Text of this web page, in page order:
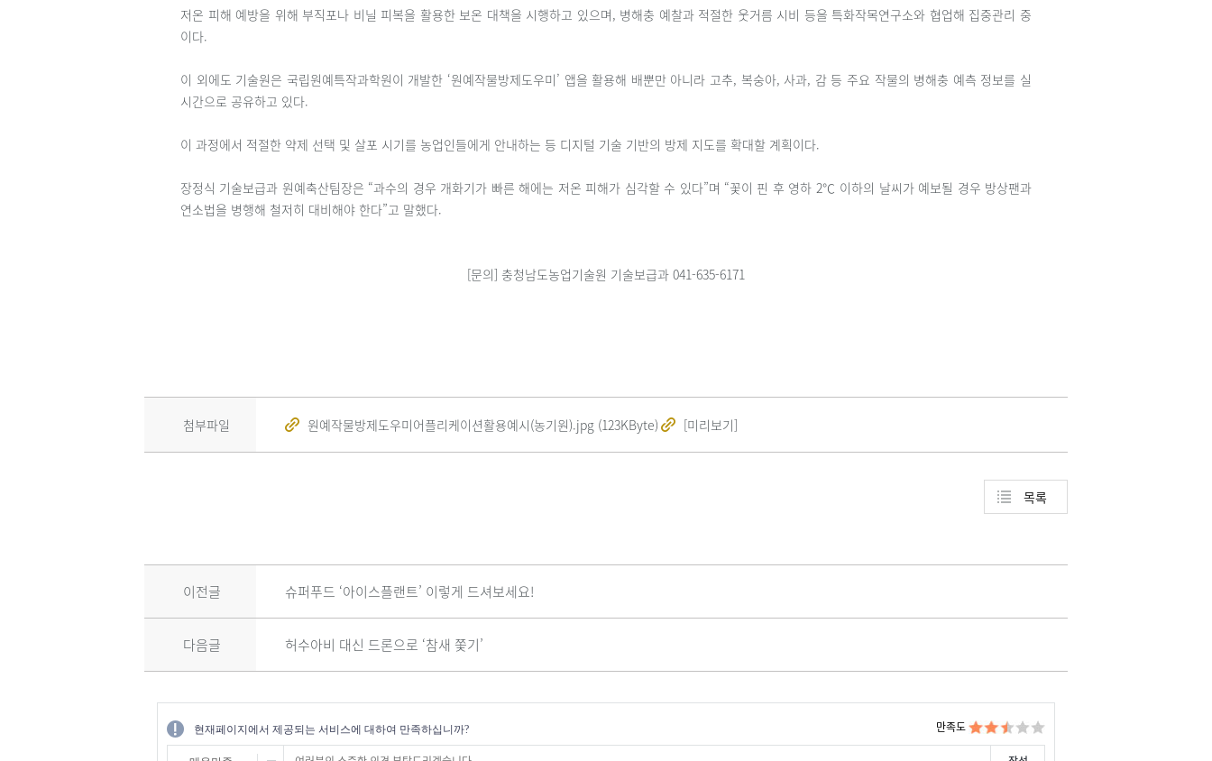
저온 피해 예방을 위해 부직포나 비닐 피복을 활용한 보온 대책을 시행하고 있으며, 병해충 예찰과 적절한 웃거름 시비 등을 특화작목연구소와 협업해 집중관리 중
이다.
이 외에도 기술원은 국립원예특작과학원이 개발한 ‘원예작물방제도우미’ 앱을 활용해 배뿐만 아니라 고추, 복숭아, 사과, 감 등 주요 작물의 병해충 예측 정보를 실
시간으로 공유하고 있다.
이 과정에서 적절한 약제 선택 및 살포 시기를 농업인들에게 안내하는 등 디지털 기술 기반의 방제 지도를 확대할 계획이다.
장정식 기술보급과 원예축산팀장은 “과수의 경우 개화기가 빠른 해에는 저온 피해가 심각할 수 있다”며 “꽃이 핀 후 영하 2℃ 이하의 날씨가 예보될 경우 방상팬과
연소법을 병행해 철저히 대비해야 한다”고 말했다.
[문의] 충청남도농업기술원 기술보급과 041-635-6171
첨부파일 원예작물방제도우미어플리케이션활용예시(농기원).jpg (123KByte) [미리보기]
목록
이전글 슈퍼푸드 ‘아이스플랜트’ 이렇게 드셔보세요!
다음글 허수아비 대신 드론으로 ‘참새 쫓기’
현재페이지에서 제공되는 서비스에 대하여 만족하십니까? 만족도